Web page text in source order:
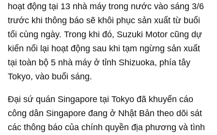
hoạt động tại 13 nhà máy trong nước vào sáng 3/6
trước khi thông báo sẽ khôi phục sản xuất từ buổi
tối cùng ngày. Trong khi đó, Suzuki Motor cũng dự
kiến nối lại hoạt động sau khi tạm ngừng sản xuất
tại toàn bộ 5 nhà máy ở tỉnh Shizuoka, phía tây
Tokyo, vào buổi sáng.
Đại sứ quán Singapore tại Tokyo đã khuyến cáo
công dân Singapore đang ở Nhật Bản theo dõi sát
các thông báo của chính quyền địa phương và tình